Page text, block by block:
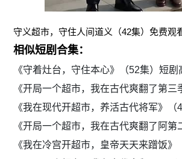
守义超市，守住人间道义（42集）免费观
相似短剧合集：
《守着灶台，守住本心》（52集）短